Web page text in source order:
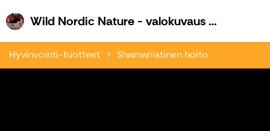
Wild Nordic Nature - valokuvaus ja retkeily
Hyvinvointi-tuotteet Shamanistinen hoito